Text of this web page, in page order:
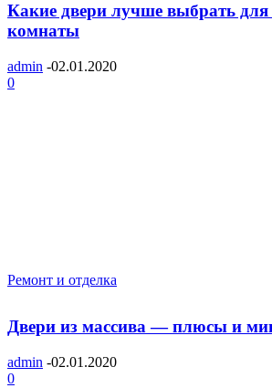
Какие двери лучше выбрать
комнаты
admin -02.01.2020
0
Ремонт и отделка
Двери из массива — плюсы и
admin -02.01.2020
0